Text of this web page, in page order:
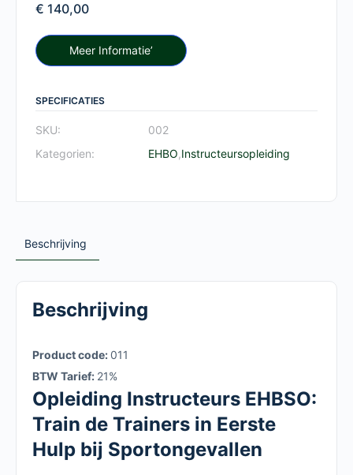
€ 140,00
Meer Informatie’
SPECIFICATIES
SKU:
002
Kategorien:
EHBO,Instructeursopleiding
Beschrijving
Beschrijving
Product code: 011
BTW Tarief: 21%
Opleiding Instructeurs EHBSO:
Train de Trainers in Eerste
Hulp bij Sportongevallen